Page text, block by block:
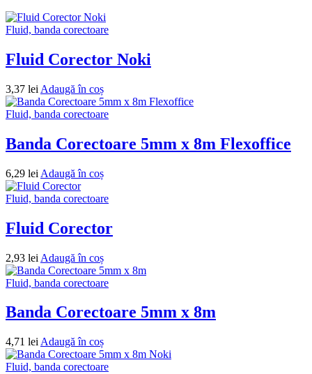
Fluid, banda corectoare
Fluid Corector Noki
3,37 lei Adaugă în coș
Fluid, banda corectoare
Banda Corectoare 5mm x 8m Flexoffice
6,29 lei Adaugă în coș
Fluid, banda corectoare
Fluid Corector
2,93 lei Adaugă în coș
Fluid, banda corectoare
Banda Corectoare 5mm x 8m
4,71 lei Adaugă în coș
Fluid, banda corectoare